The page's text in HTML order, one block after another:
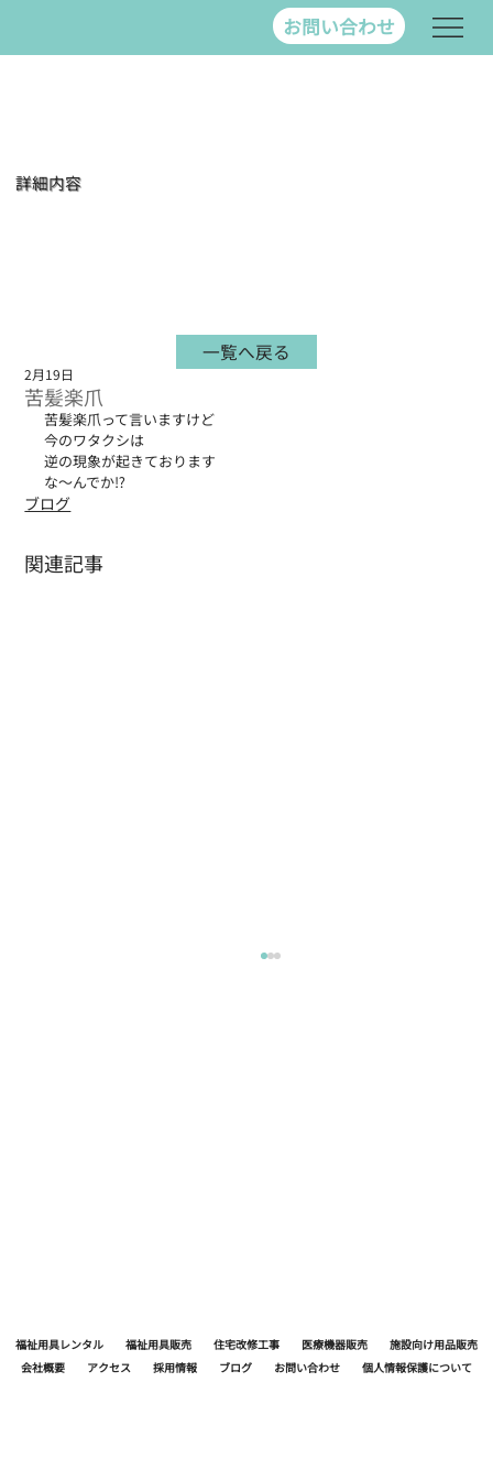
お問い合わせ
詳細内容
苦髪楽爪
2月19日
苦髪楽爪って言いますけど
今のワタクシは
逆の現象が起きております
な～んでか⁉
ブログ
関連記事
一覧へ戻る
福祉用具レンタル 福祉用具販売 住宅改修工事 医療機器販売
施設向け用品販売
会社概要
アクセス 採用情報 ブログ お問い合わせ 個人情報保護について